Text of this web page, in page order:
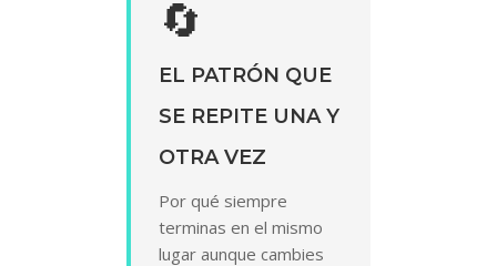
🔄
EL PATRÓN QUE
SE REPITE UNA Y
OTRA VEZ
Por qué siempre
terminas en el mismo
lugar aunque cambies